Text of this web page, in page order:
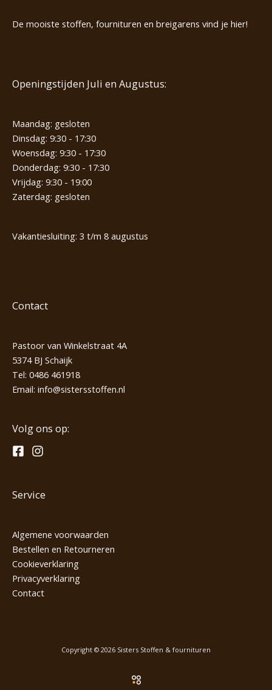
De mooiste stoffen, fournituren en breigarens vind je hier!
Openingstijden Juli en Augustus:
Maandag: gesloten
Dinsdag: 9:30 - 17:30
Woensdag: 9:30 - 17:30
Donderdag: 9:30 - 17:30
Vrijdag: 9:30 - 19:00
Zaterdag: gesloten
Vakantiesluiting: 3 t/m 8 augustus
Contact
Pastoor van Winkelstraat 4A
5374 BJ Schaijk
Tel: 0486 461918
Email: info@sistersstoffen.nl
Volg ons op:
Service
Algemene voorwaarden
Bestellen en Retourneren
Cookieverklaring
Privacyverklaring
Contact
Copyright © 2026 Sisters Stoffen & fournituren